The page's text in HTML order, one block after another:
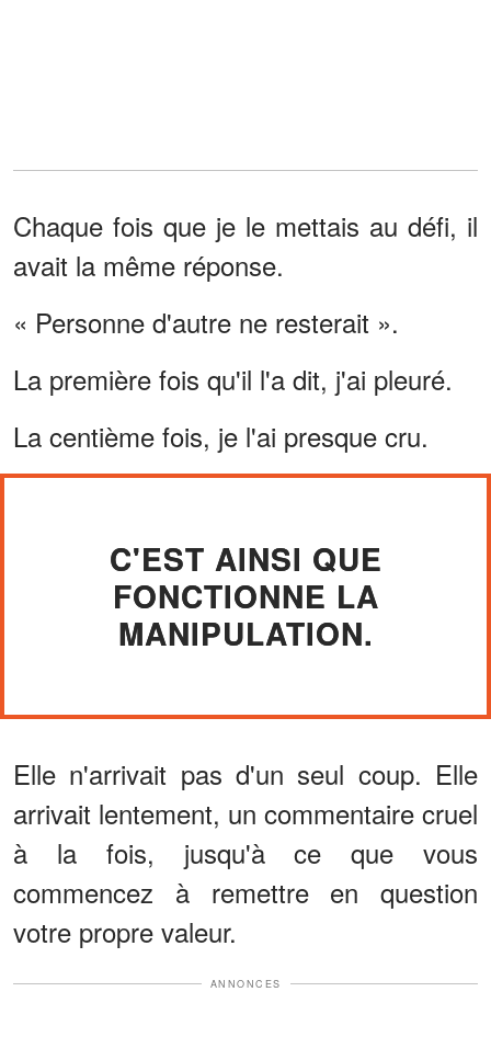
Chaque fois que je le mettais au défi, il
avait la même réponse.
« Personne d'autre ne resterait ».
La première fois qu'il l'a dit, j'ai pleuré.
La centième fois, je l'ai presque cru.
C'EST AINSI QUE
FONCTIONNE LA
MANIPULATION.
Elle n'arrivait pas d'un seul coup. Elle
arrivait lentement, un commentaire cruel
à la fois, jusqu'à ce que vous
commencez à remettre en question
votre propre valeur.
ANNONCES